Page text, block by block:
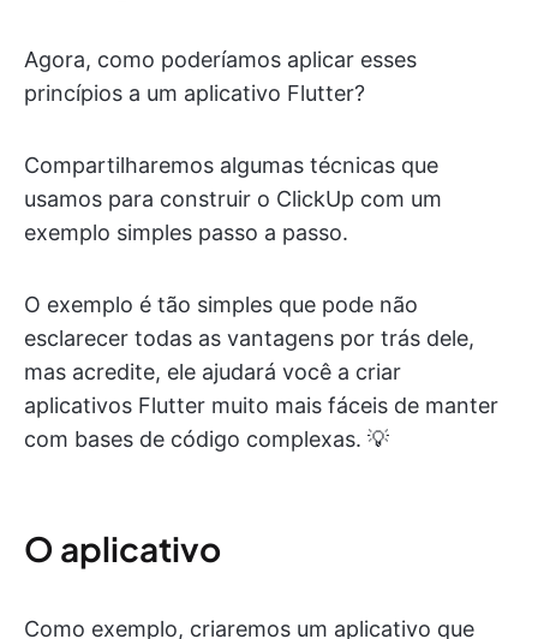
Agora, como poderíamos aplicar esses
princípios a um aplicativo Flutter?
Compartilharemos algumas técnicas que
usamos para construir o ClickUp com um
exemplo simples passo a passo.
O exemplo é tão simples que pode não
esclarecer todas as vantagens por trás dele,
mas acredite, ele ajudará você a criar
aplicativos Flutter muito mais fáceis de manter
com bases de código complexas. 💡
O aplicativo
Como exemplo, criaremos um aplicativo que